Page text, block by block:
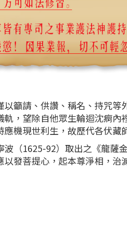
請、供讚、稱名、持咒等
，望除自他眾生輪迴沈痾
機現世利生，故歷代各伏藏
（1625-92）取出之《龍薩
發菩提心，起本尊淨相，治